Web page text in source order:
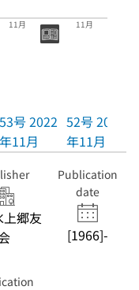
11月
53号 2022
年11月
11月
52号 2021
年11月
上郷友
Publication
date
[1966]-